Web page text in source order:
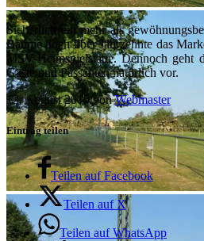
Sicherlich ein mehr als
Bäume doch über Jahrzehnte das
MSV-Heimspielstätte. Dennoch geht
Gäste und Passanten natürlich vor.
13. August 2015/vonWebmaster
Eintrag teilen
Teilen auf Facebook
Teilen auf X
Teilen auf WhatsApp